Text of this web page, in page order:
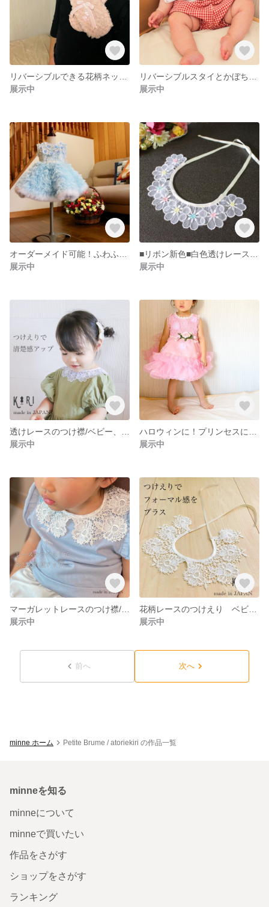
展示中
展示中
展示中
展示中
展示中
展示中
展示中
展示中
前へ 次へ
minne ホーム Petite Brume / atoriekiri の作品一覧
minneを知る
minneについて
minneで買いたい
作品をさがす
ショップをさがす
ランキング